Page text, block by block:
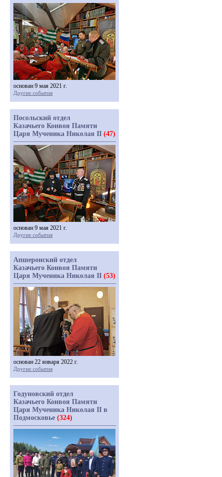
основан 9 мая 2021 г.
Другие события
Посольский отдел
Казачьего Конвоя Памяти
Царя Мученика Николая II (47)
основан 9 мая 2021 г.
Другие события
Апшеронский отдел
Казачьего Конвоя Памяти
Царя Мученика Николая II (53)
основан 22 января 2022 г.
Другие события
Годуновский отдел
Казачьего Конвоя Памяти
Царя Мученика Николая II в
Подмосковье (324)